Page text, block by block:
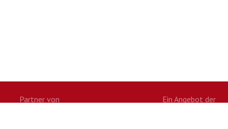
Partner von Ein Angebot der